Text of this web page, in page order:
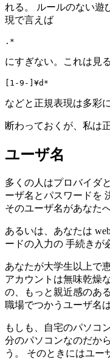
れる。 ルールのない遊
現で言えば
にすぎない。これは見
などと正規表現は多彩
断わっておくが、私は
ユーザ名
多くの人はプロバイダ
ーザ名とパスワードを
そのユーザ名があなた
あるいは、あなたは
ードの入力の 手続きが
あなたが大学生以上で
アカウントは無味乾燥
の、もっと親近感のあ
職場でつかうユーザ名
もしも、自宅のパソコ
分のパソコンなのだか
う。 そのときにはユー